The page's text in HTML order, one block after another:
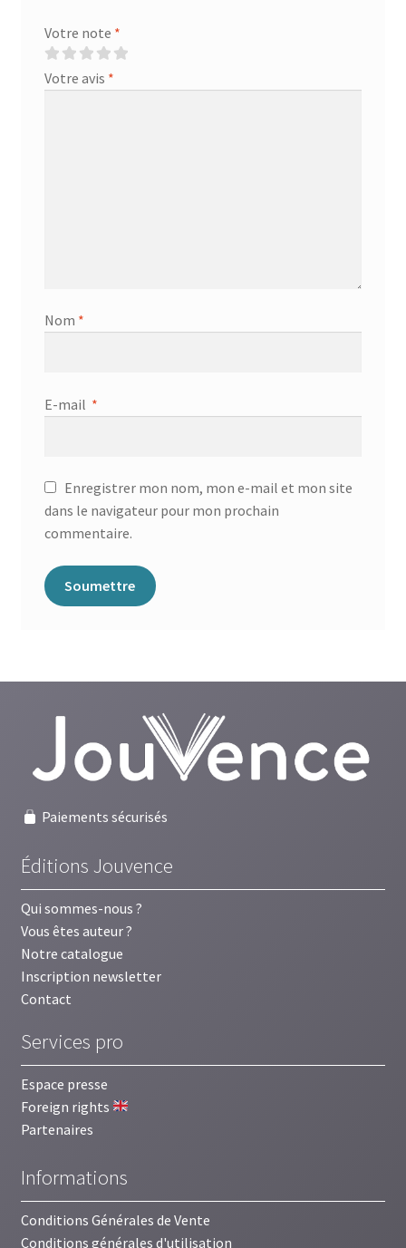
Votre note *
Votre avis *
Nom *
E-mail *
Enregistrer mon nom, mon e-mail et mon site
dans le navigateur pour mon prochain
commentaire.
Paiements sécurisés
Éditions Jouvence
Qui sommes-nous ?
Vous êtes auteur ?
Notre catalogue
Inscription newsletter
Contact
Services pro
Espace presse
Foreign rights
Partenaires
Informations
Conditions Générales de Vente
Conditions générales d'utilisation